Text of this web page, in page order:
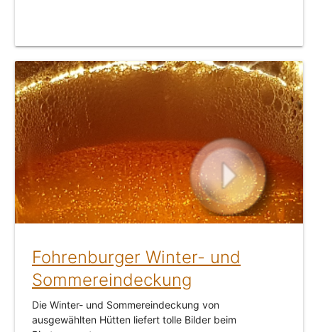
Fohrenburger Winter- und
Sommereindeckung
Die Winter- und Sommereindeckung von
ausgewählten Hütten liefert tolle Bilder beim